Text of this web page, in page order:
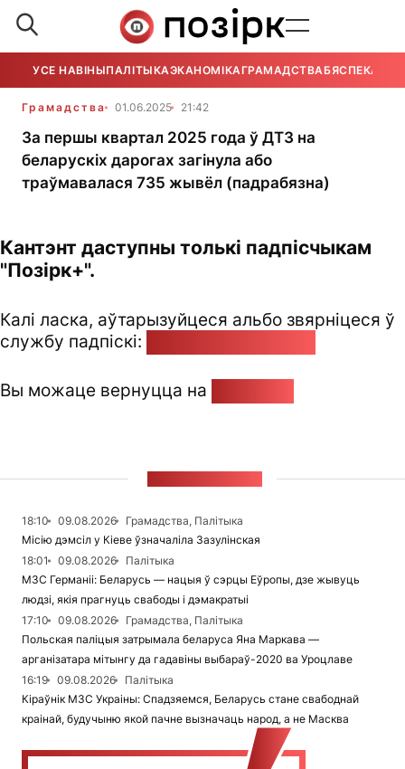
УСЕ НАВІНЫПАЛІТЫКАЭКАНОМІКАГРАМАДСТВАБЯСПЕКА
Грамадства 01.06.2025 21:42
За першы квартал 2025 года ў ДТЗ на
беларускіх дарогах загінула або
траўмавалася 735 жывёл (падрабязна)
Кантэнт даступны толькі падпісчыкам
"Позірк+".
Калі ласка, аўтарызуйцеся альбо звярніцеся ў
службу падпіскі:
Вы можаце вернуцца на
18:10 09.08.2026
Грамадства, Палітыка
Місію дэмсіл у Кіеве ўзначаліла Зазулінская
18:01
09.08.2026
Палітыка
МЗС Германіі: Беларусь — нацыя ў сэрцы Еўропы, дзе жывуць
людзі, якія прагнуць свабоды і дэмакратыі
17:10
09.08.2026
Грамадства, Палітыка
Польская паліцыя затрымала беларуса Яна Маркава —
арганізатара мітынгу да гадавіны выбараў-2020 ва Уроцлаве
16:19
09.08.2026
Палітыка
Кіраўнік МЗС Украіны: Спадзяемся, Беларусь стане свабоднай
краінай, будучыню якой пачне вызначаць народ, а не Масква